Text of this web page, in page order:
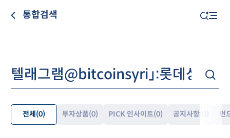
통합검색
전체 (0) 투자상품(0) PICK 인사이트(0) 공지사항 펀